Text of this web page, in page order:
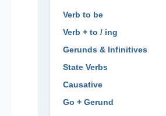
Verb to be
Verb + to / ing
Gerunds & Infinitives
State Verbs
Causative
Go + Gerund